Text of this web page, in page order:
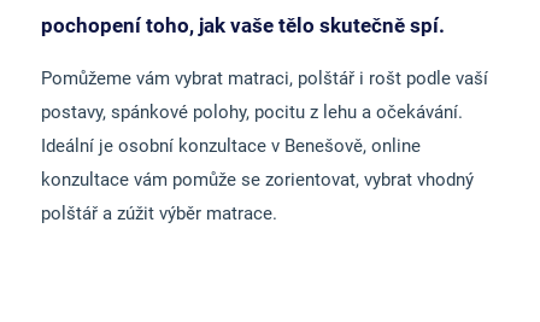
pochopení toho, jak vaše tělo skutečně spí.
Pomůžeme vám vybrat matraci, polštář i rošt podle vaší
postavy, spánkové polohy, pocitu z lehu a očekávání.
Ideální je osobní konzultace v Benešově, online
konzultace vám pomůže se zorientovat, vybrat vhodný
polštář a zúžit výběr matrace.